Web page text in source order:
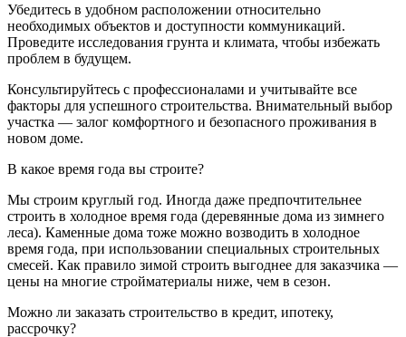
Убедитесь в удобном расположении относительно
необходимых объектов и доступности коммуникаций.
Проведите исследования грунта и климата, чтобы избежать
проблем в будущем.
Консультируйтесь с профессионалами и учитывайте все
факторы для успешного строительства. Внимательный выбор
участка — залог комфортного и безопасного проживания в
новом доме.
В какое время года вы строите?
Мы строим круглый год. Иногда даже предпочтительнее
строить в холодное время года (деревянные дома из зимнего
леса). Каменные дома тоже можно возводить в холодное
время года, при использовании специальных строительных
смесей. Как правило зимой строить выгоднее для заказчика —
цены на многие стройматериалы ниже, чем в сезон.
Можно ли заказать строительство в кредит, ипотеку,
рассрочку?